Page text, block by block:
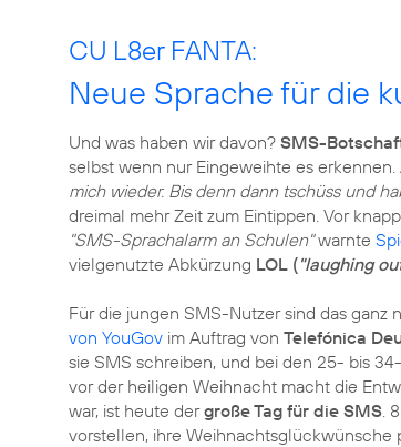
CU L8er FANTA:
Neue Sprache für die
Und was haben wir davon? SMS-
selbst wenn nur Eingeweihte es
mich wieder. Bis denn dann tschüss und
dreimal mehr Zeit zum Eintippen. Vor
"SMS-Sprachalarm an Schulen"warnte
vielgenutzte Abkürzung LOL ("laughing
Für die jungen SMS-Nutzer sind das ganz
von YouGov im Auftrag von Telefónica
sie SMS schreiben, und bei den 25- bis
vor der heiligen Weihnacht macht die
war, ist heute dergroße Tag für die SMS.
vorstellen, ihre Weihnachtsglückwünsche